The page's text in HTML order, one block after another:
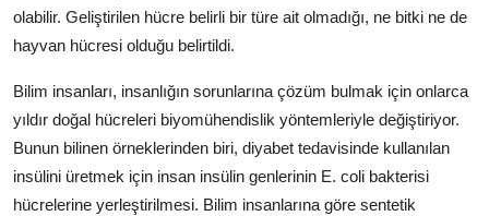
olabilir. Geliştirilen hücre belirli bir türe ait olmadığı, ne bitki ne de
hayvan hücresi olduğu belirtildi.
Bilim insanları, insanlığın sorunlarına çözüm bulmak için onlarca
yıldır doğal hücreleri biyomühendislik yöntemleriyle değiştiriyor.
Bunun bilinen örneklerinden biri, diyabet tedavisinde kullanılan
insülini üretmek için insan insülin genlerinin E. coli bakterisi
hücrelerine yerleştirilmesi. Bilim insanlarına göre sentetik